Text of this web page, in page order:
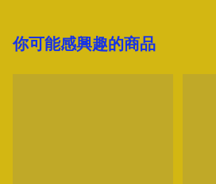
你可能感興趣的商品